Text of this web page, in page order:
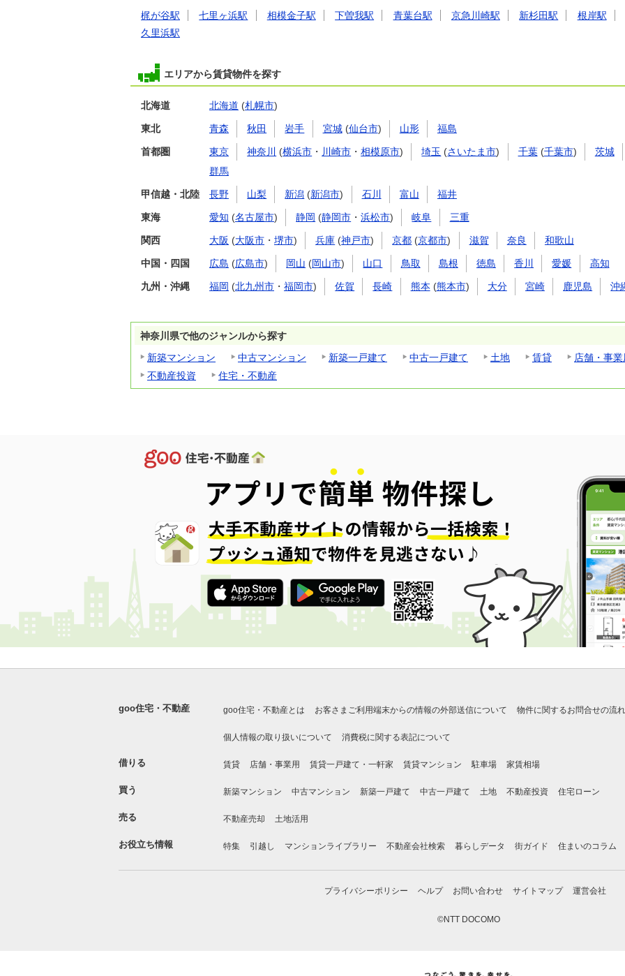
梶が谷駅 七里ヶ浜駅 相模金子駅 下曽我駅 青葉台駅 京急川崎駅 新杉田駅
根岸駅
久里浜駅
エリアから賃貸物件を探す
北海道 北海道 (札幌市)
東北 青森 秋田 岩手 宮城(仙台市) 山形 福島
首都圏 東京 神奈川 (横浜市 ・ 川崎市 ・相模原市) 埼玉 (さいたま市) 千葉(千葉市)
茨城
群馬
甲信越・北陸 長野 山梨 新潟 (新潟市) 石川 富山 福井
東海 愛知 (名古屋市) 静岡 (静岡市 ・浜松市) 岐阜 三重
関西 大阪 (大阪市 ・ 堺市) 兵庫 (神戸市) 京都 (京都市) 滋賀 奈良 和歌山
中国・四国 広島 (広島市) 岡山 (岡山市) 山口 鳥取 島根 徳島 香川 愛媛 高知
九州・沖縄 福岡 (北九州市 ・ 福岡市) 佐賀 長崎 熊本 (熊本市) 大分 宮崎 鹿児島 沖
神奈川県で他のジャンルから探す
新築マンション
中古マンション 新築一戸建て 中古一戸建て 土地 賃貸
店舗・事業
不動産投資
住宅・不動産
goo住宅・不動産 goo住宅・不動産とは お客さまご利用端末からの情報の外部送信について 物件に関するお問合せの流れ
個人情報の取り扱いについて 消費税に関する表記について
借りる 賃貸 店舗・事業用 賃貸一戸建て・一軒家 賃貸マンション 駐車場 家賃相場
買う 新築マンション 中古マンション 新築一戸建て 中古一戸建て 土地 不動産投資 住宅ローン
売る 不動産売却 土地活用
お役立ち情報 特集 引越し マンションライブラリー 不動産会社検索 暮らしデータ 街ガイド 住まいのコラム
プライバシーポリシー ヘルプ お問い合わせ サイトマップ 運営会社
©NTT DOCOMO